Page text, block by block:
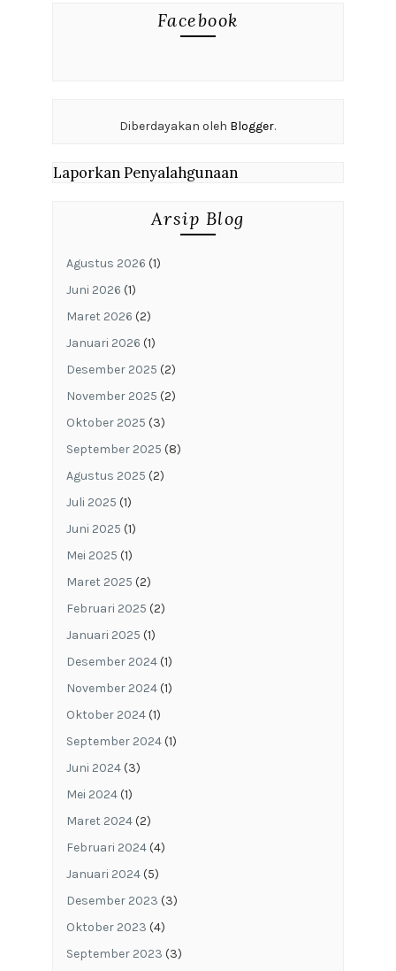
Facebook
Diberdayakan oleh Blogger.
Laporkan Penyalahgunaan
Arsip Blog
Agustus 2026 (1)
Juni 2026 (1)
Maret 2026 (2)
Januari 2026 (1)
Desember 2025 (2)
November 2025 (2)
Oktober 2025 (3)
September 2025 (8)
Agustus 2025 (2)
Juli 2025 (1)
Juni 2025 (1)
Mei 2025 (1)
Maret 2025 (2)
Februari 2025 (2)
Januari 2025 (1)
Desember 2024(1)
November 2024(1)
Oktober 2024(1)
September 2024(1)
Juni 2024(3)
Mei 2024(1)
Maret 2024(2)
Februari 2024(4)
Januari 2024(5)
Desember 2023 (3)
Oktober 2023 (4)
September 2023 (3)